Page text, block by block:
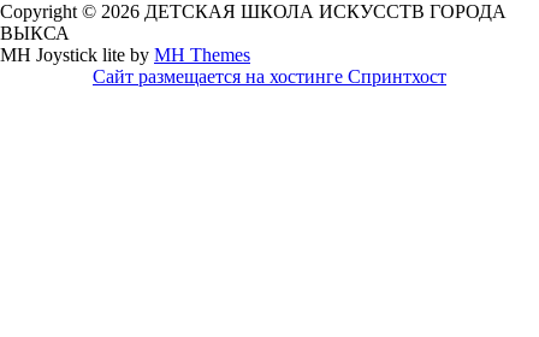
Copyright © 2026 ДЕТСКАЯ ШКОЛА ИСКУССТВ ГОРОДА
ВЫКСА
MH Joystick lite by MH Themes
Сайт размещается на хостинге Спринтхост